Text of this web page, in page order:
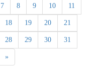
7 8 9 10 11
18 19 20 21
28 29 30 31
»